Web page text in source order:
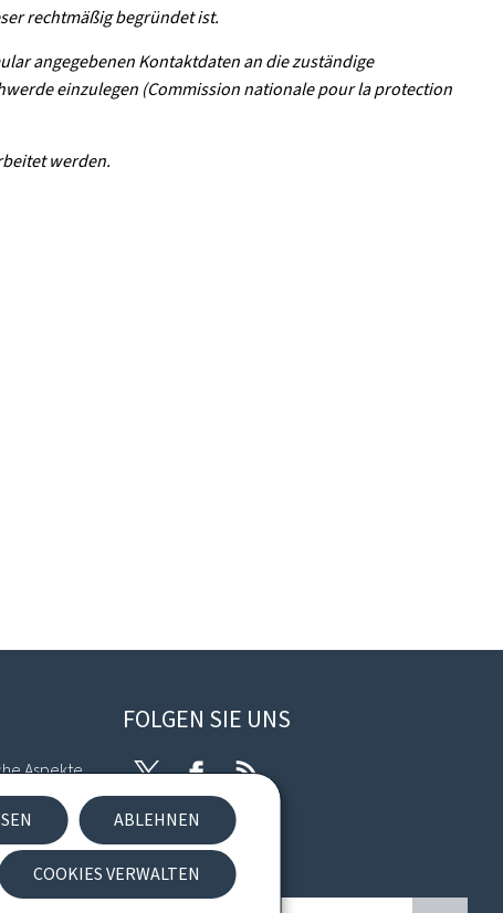
ABLEHNEN
COOKIES VERWALTEN
rechtmäßig begründet ist.
angegebenen Kontaktdaten an die zuständige
einzulegen (Commission nationale pour la protection
werden.
Aspekte
FOLGEN SIE UNS
TwitterFacebook
RSS
Newsletter